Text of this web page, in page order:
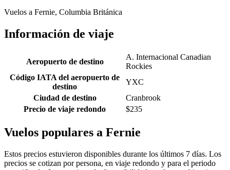
Vuelos a Fernie, Columbia Británica
Información de viaje
Aeropuerto de destino
A. Internacional Canadian
Rockies
Código IATA del aeropuerto de
destino
YXC
Ciudad de destino
Cranbrook
Precio de viaje redondo
$235
Vuelos populares a Fernie
Estos precios estuvieron disponibles durante los últimos 7 días. Los
precios se cotizan por persona, en viaje redondo y para el periodo